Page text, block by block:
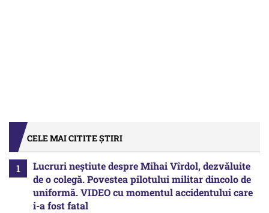
CELE MAI CITITE ȘTIRI
Lucruri neștiute despre Mihai Vîrdol, dezvăluite
de o colegă. Povestea pilotului militar dincolo de
uniformă. VIDEO cu momentul accidentului care
i-a fost fatal